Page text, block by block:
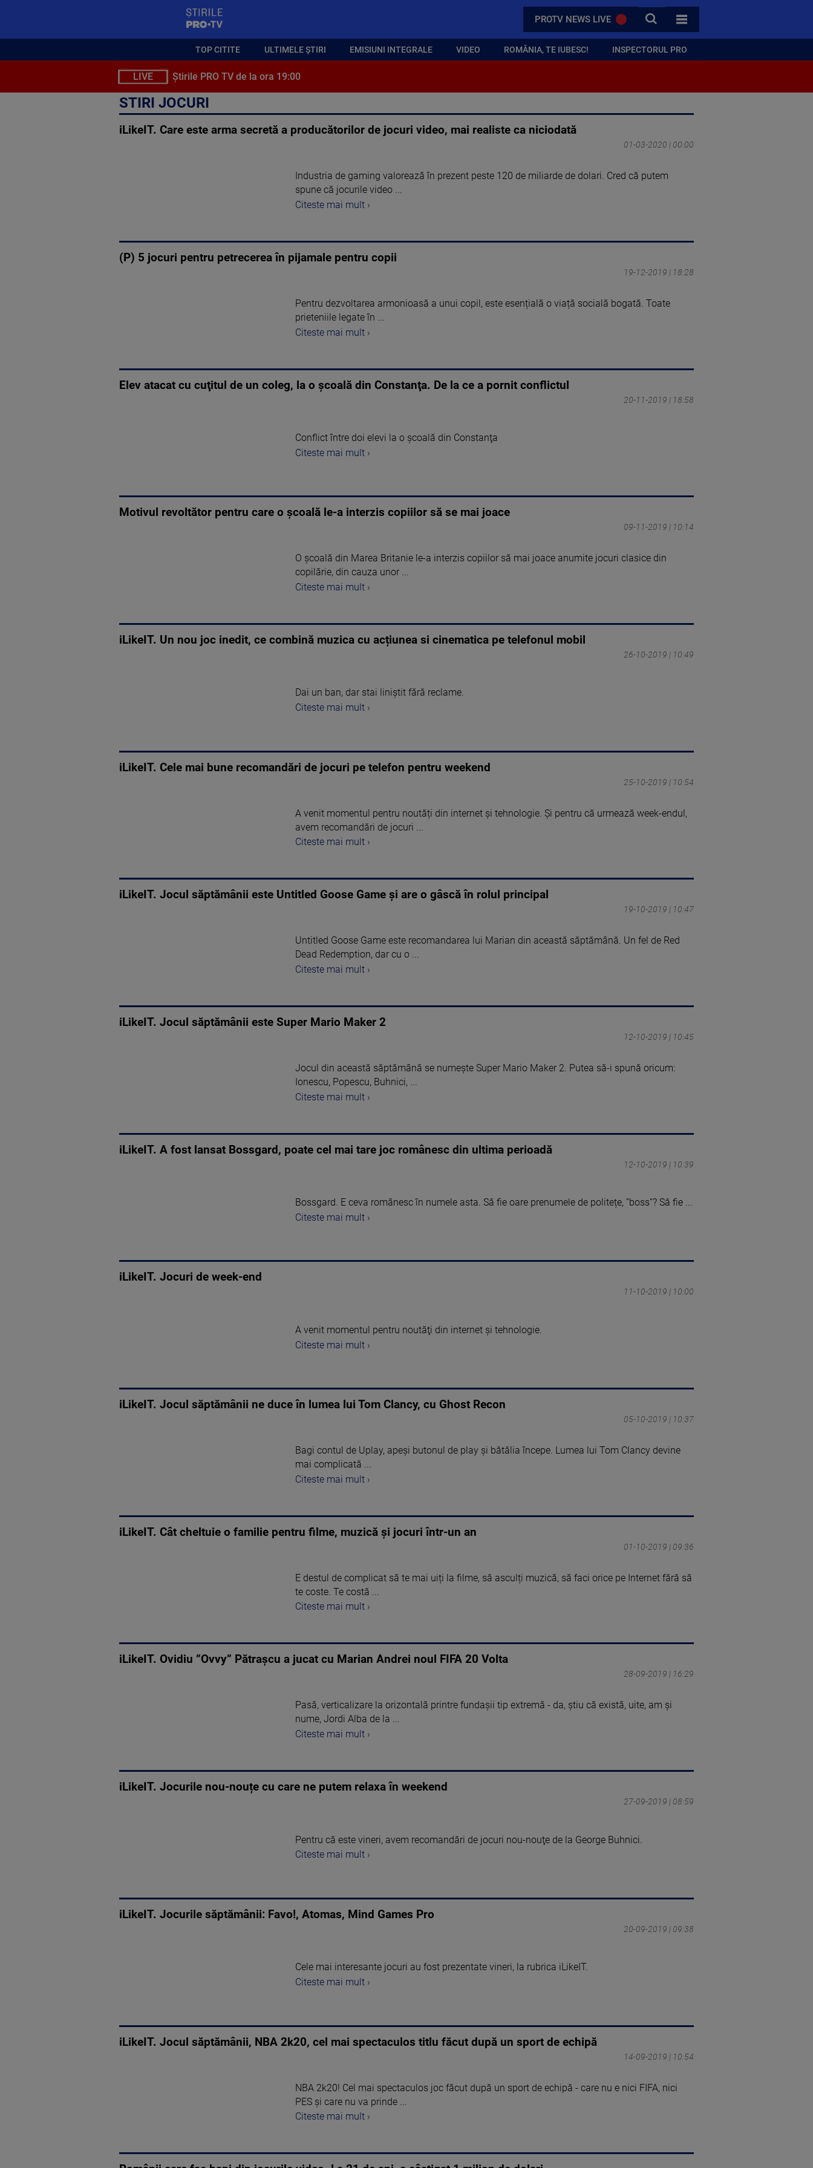
PROTV NEWS LIVE CAUTA
TOATE CATEGORIILE
TOP CITITE ULTIMELE ȘTIRI EMISIUNI INTEGRALE VIDEO ROMÂNIA, TE IUBESC! INSPECTORUL PRO
LIVE Știrile PRO TV de la ora 19:00
STIRI JOCURI
iLikeIT. Care este arma secretă a producătorilor de jocuri video, mai realiste ca niciodată
01-03-2020 | 00:00
Industria de gaming valorează în prezent peste 120 de miliarde de dolari. Cred că putem
spune că jocurile video ...
Citeste mai mult ›
(P) 5 jocuri pentru petrecerea în pijamale pentru copii
19-12-2019 | 18:28
Pentru dezvoltarea armonioasă a unui copil, este esențială o viață socială bogată. Toate
prieteniile legate în ...
Citeste mai mult ›
Elev atacat cu cuţitul de un coleg, la o şcoală din Constanţa. De la ce a pornit conflictul
20-11-2019 | 18:58
Conflict între doi elevi la o şcoală din Constanţa
Citeste mai mult ›
Motivul revoltător pentru care o școală le-a interzis copiilor să se mai joace
09-11-2019 | 10:14
O școală din Marea Britanie le-a interzis copiilor să mai joace anumite jocuri clasice din
copilărie, din cauza unor ...
Citeste mai mult ›
iLikeIT. Un nou joc inedit, ce combină muzica cu acțiunea si cinematica pe telefonul mobil
26-10-2019 | 10:49
Dai un ban, dar stai liniștit fără reclame.
Citeste mai mult ›
iLikeIT. Cele mai bune recomandări de jocuri pe telefon pentru weekend
25-10-2019 | 10:54
A venit momentul pentru noutăți din internet și tehnologie. Şi pentru că urmează week-endul,
avem recomandări de jocuri ...
Citeste mai mult ›
iLikeIT. Jocul săptămânii este Untitled Goose Game și are o gâscă în rolul principal
19-10-2019 | 10:47
Untitled Goose Game este recomandarea lui Marian din această săptămână. Un fel de Red
Dead Redemption, dar cu o ...
Citeste mai mult ›
iLikeIT. Jocul săptămânii este Super Mario Maker 2
12-10-2019 | 10:45
Jocul din această săptămână se numește Super Mario Maker 2. Putea să-i spună oricum:
Ionescu, Popescu, Buhnici, ...
Citeste mai mult ›
iLikeIT. A fost lansat Bossgard, poate cel mai tare joc românesc din ultima perioadă
12-10-2019 | 10:39
Bossgard. E ceva românesc în numele asta. Să fie oare prenumele de politețe, ”boss”? Să fie ...
Citeste mai mult ›
iLikeIT. Jocuri de week-end
11-10-2019 | 10:00
A venit momentul pentru noutăţi din internet şi tehnologie.
Citeste mai mult ›
iLikeIT. Jocul săptămânii ne duce în lumea lui Tom Clancy, cu Ghost Recon
05-10-2019 | 10:37
Bagi contul de Uplay, apeși butonul de play și bătălia începe. Lumea lui Tom Clancy devine
mai complicată ...
Citeste mai mult ›
iLikeIT. Cât cheltuie o familie pentru filme, muzică și jocuri într-un an
01-10-2019 | 09:36
E destul de complicat să te mai uiți la filme, să asculți muzică, să faci orice pe Internet fără să
te coste. Te costă ...
Citeste mai mult ›
iLikeIT. Ovidiu ”Ovvy” Pătrașcu a jucat cu Marian Andrei noul FIFA 20 Volta
28-09-2019 | 16:29
Pasă, verticalizare la orizontală printre fundașii tip extremă - da, știu că există, uite, am și
nume, Jordi Alba de la ...
Citeste mai mult ›
iLikeIT. Jocurile nou-nouțe cu care ne putem relaxa în weekend
27-09-2019 | 08:59
Pentru că este vineri, avem recomandări de jocuri nou-nouţe de la George Buhnici.
Citeste mai mult ›
iLikeIT. Jocurile săptămânii: Favo!, Atomas, Mind Games Pro
20-09-2019 | 09:38
Cele mai interesante jocuri au fost prezentate vineri, la rubrica iLikeIT.
Citeste mai mult ›
iLikeIT. Jocul săptămânii, NBA 2k20, cel mai spectaculos titlu făcut după un sport de echipă
14-09-2019 | 10:54
NBA 2k20! Cel mai spectaculos joc făcut după un sport de echipă - care nu e nici FIFA, nici
PES și care nu va prinde ...
Citeste mai mult ›